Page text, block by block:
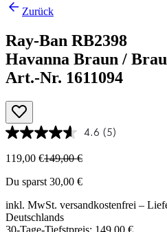
Zurück
Ray-Ban RB2398
Havanna Braun /
Art.-Nr. 1611094
4.6 (5)
119,00 €149,00 €
Du sparst 30,00 €
inkl. MwSt. versandkostenfrei –
Deutschlands
30-Tage-Tiefstpreis: 149,00 €